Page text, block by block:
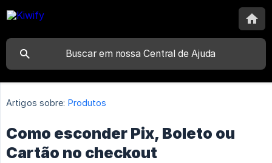
Artigos sobre: Produtos
Como esconder Pix, Boleto ou
Cartão no checkout